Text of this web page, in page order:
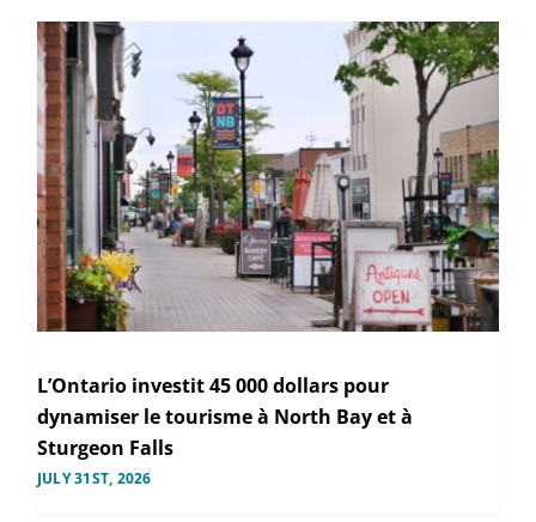
L’Ontario investit 45 000 dollars pour
dynamiser le tourisme à North Bay et à
Sturgeon Falls
JULY 31ST, 2026